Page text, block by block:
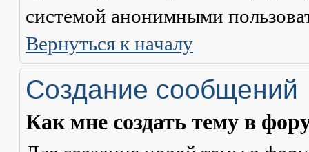
системой анонимными
Вернуться к началу
Создание сообщений
Как мне создать тему в